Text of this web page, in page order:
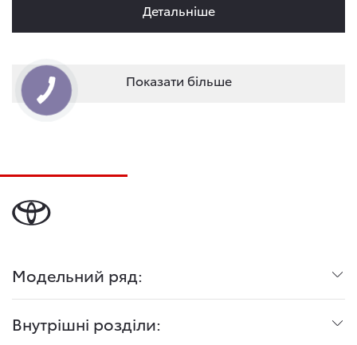
Детальнiше
Показати більше
Модельний ряд:
Внутрішні розділи: